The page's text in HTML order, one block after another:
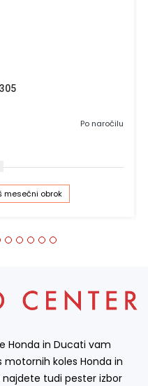
Po naročilu
mesečni obrok
Honda in Ducati vam
koles Honda in
tudi pester izbor